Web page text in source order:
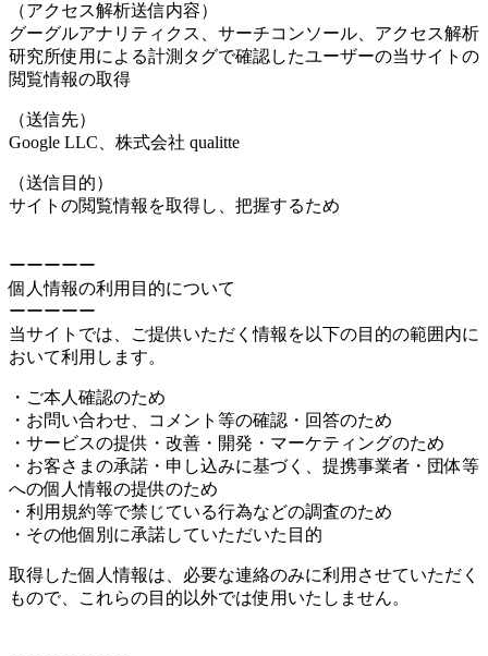
（アクセス解析送信内容）
グーグルアナリティクス、サーチコンソール、アクセス解析
研究所使用による計測タグで確認したユーザーの当サイトの
閲覧情報の取得
（送信先）
Google LLC、株式会社 qualitte
（送信目的）
サイトの閲覧情報を取得し、把握するため
ーーーーー
個人情報の利用目的について
ーーーーー
当サイトでは、ご提供いただく情報を以下の目的の範囲内に
おいて利用します。
・ご本人確認のため
・お問い合わせ、コメント等の確認・回答のため
・サービスの提供・改善・開発・マーケティングのため
・お客さまの承諾・申し込みに基づく、提携事業者・団体等
への個人情報の提供のため
・利用規約等で禁じている行為などの調査のため
・その他個別に承諾していただいた目的
取得した個人情報は、必要な連絡のみに利用させていただく
もので、これらの目的以外では使用いたしません。